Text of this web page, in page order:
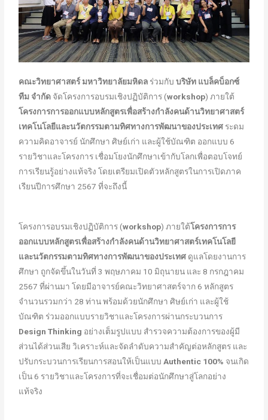
คณะวิทยาศาสตร์ มหาวิทยาลัยมหิดล ร่วมกับบริษัท แบล็คบ็อกซ์
ทีม จำกัด จัดโครงการอบรมเชิงปฏิบัติการ (workshop) ภายใต้
โครงการการออกแบบหลักสูตรเพื่อสร้างกําลังคนด้านวิทยาศาสตร์
เทคโนโลยีและนวัตกรรมตามทิศทางการพัฒนาของประเทศ ระดม
ความคิดอาจารย์ นักศึกษา ศิษย์เก่า และผู้ใช้บัณฑิต ออกแบบ 6
รายวิชาและโครงการ เชื่อมโยงนักศึกษาเข้ากับโลกเพื่อตอบโจทย์
การเรียนรู้อย่างแท้จริง โดยเตรียมเปิดตัวหลักสูตรในการเปิดภาค
เรียนปีการศึกษา 2567 ที่จะถึงนี้
โครงการอบรมเชิงปฏิบัติการ (workshop) ภายใต้โครงการการ
ออกแบบหลักสูตรเพื่อสร้างกําลังคนด้านวิทยาศาสตร์เทคโนโลยี
และนวัตกรรมตามทิศทางการพัฒนาของประเทศ ดูแลโดยงานการ
ศึกษา ถูกจัดขึ้นในวันที่ 3 พฤษภาคม 10 มิถุนายน และ 8 กรกฎาคม
2567 ที่ผ่านมา โดยมีอาจารย์คณะวิทยาศาสตร์จาก 6 หลักสูตร
จำนวนรวมกว่า 28 ท่าน พร้อมด้วยนักศึกษา ศิษย์เก่า และผู้ใช้
บัณฑิต ร่วมออกแบบรายวิชาและโครงการผ่านกระบวนการ
Design Thinking อย่างเต็มรูปแบบ สำรวจความต้องการของผู้มี
ส่วนได้ส่วนเสีย วิเคราะห์และจัดลำดับความสำคัญต่อหลักสูตร และ
ปรับกระบวนการเรียนการสอนให้เป็นแบบ Authentic 100% จนเกิด
เป็น 6 รายวิชาและโครงการที่จะเชื่อมต่อนักศึกษาสู่โลกอย่าง
แท้จริง